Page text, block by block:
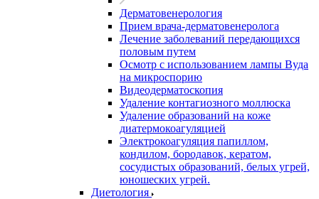
Дерматовенерология
Прием врача-дерматовенеролога
Лечение заболеваний передающихся
половым путем
Осмотр с использованием лампы Вуда
на микроспорию
Видеодерматоскопия
Удаление контагиозного моллюска
Удаление образований на коже
диатермокоагуляцией
Электрокоагуляция папиллом,
кондилом, бородавок, кератом,
сосудистых образований, белых угрей,
юношеских угрей.
Диетология